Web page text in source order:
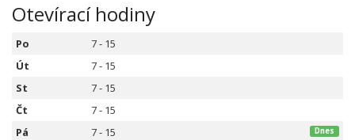
Otevírací hodiny
Po
7 - 15
Út
7 - 15
St
7 - 15
Čt
7 - 15
Pá
7 - 15 Dnes